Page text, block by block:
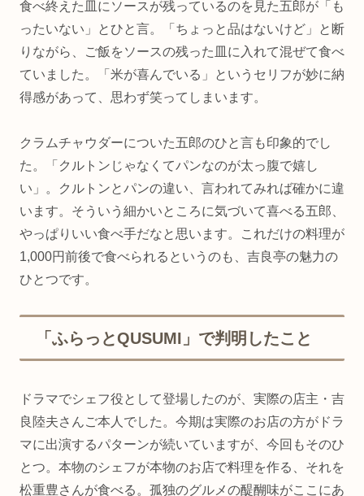
食べ終えた皿にソースが残っているのを見た五郎が「も
ったいない」とひと言。「ちょっと品はないけど」と断
りながら、ご飯をソースの残った皿に入れて混ぜて食べ
ていました。「米が喜んでいる」というセリフが妙に納
得感があって、思わず笑ってしまいます。
クラムチャウダーについた五郎のひと言も印象的でし
た。「クルトンじゃなくてパンなのが太っ腹で嬉し
い」。クルトンとパンの違い、言われてみれば確かに違
います。そういう細かいところに気づいて喜べる五郎、
やっぱりいい食べ手だなと思います。これだけの料理が
1,000円前後で食べられるというのも、吉良亭の魅力の
ひとつです。
「ふらっとQUSUMI」で判明したこと
ドラマでシェフ役として登場したのが、実際の店主・吉
良陸夫さんご本人でした。今期は実際のお店の方がドラ
マに出演するパターンが続いていますが、今回もそのひ
とつ。本物のシェフが本物のお店で料理を作る、それを
松重豊さんが食べる。孤独のグルメの醍醐味がここにあ